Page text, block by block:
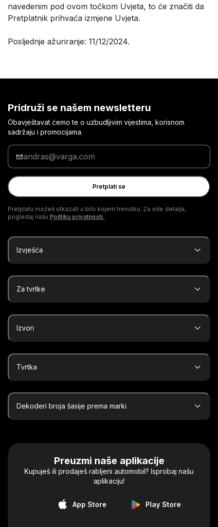
navedenim pod ovom točkom Uvjeta, to će značiti da
Pretplatnik prihvaća izmjene Uvjeta.
Posljednje ažuriranje: 11/12/2024.
Pridruži se našem newsletteru
Obavještavat ćemo te o uzbudljivim vijestima, korisnom
sadržaju i promocijama.
Unesi
svoju
adresu
e-
pošte
Pretplati se
Pretplatu možeš otkazati u bilo kojem trenutku. Za više detalja,
pogledaj našu Politiku privatnosti.
Izvješća
Za tvrtke
Izvori
Tvrtka
Dekoderi broja šasije prema marki
Preuzmi naše aplikacije
Kupuješ ili prodaješ rabljeni automobil? Isprobaj našu
aplikaciju!
App Store Play Store